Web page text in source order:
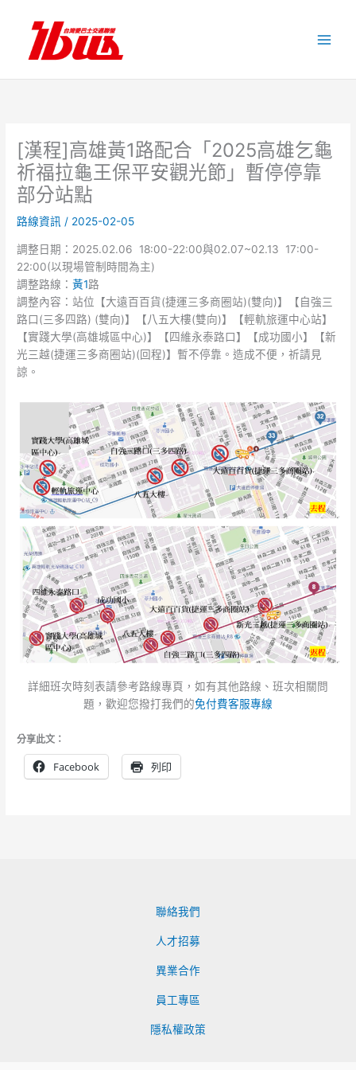
內
[漢程]高雄黃1路配合「2025高雄乞龜
祈福拉龜王保平安觀光節」暫停停靠
部分站點
路線資訊 / 2025-02-05
調整日期：2025.02.06 18:00-22:00與02.07~02.13 17:00-
22:00(以現場管制時間為主)
調整路線：黃1路
調整內容：站位【大遠百百貨(捷運三多商圈站)(雙向)】【自強三
路口(三多四路) (雙向)】【八五大樓(雙向)】【輕軌旅運中心站】
【實踐大學(高雄城區中心)】【四維永泰路口】【成功國小】【新
光三越(捷運三多商圈站)(回程)】暫不停靠。造成不便，祈請見
諒。
詳細班次時刻表請參考路線專頁，如有其他路線、班次相關問
題，歡迎您撥打我們的免付費客服專線
分享此文：
Facebook 列印
聯絡我們
人才招募
異業合作
員工專區
隱私權政策